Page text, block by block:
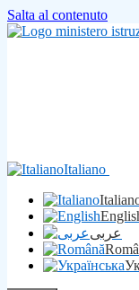
Salta al contenuto
Italiano
عربى